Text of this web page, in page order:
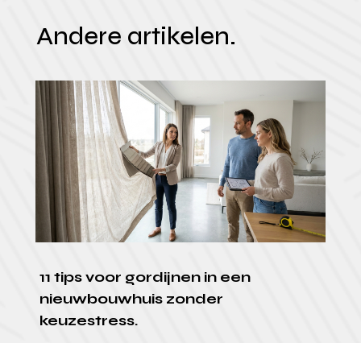
Andere artikelen.
11 tips voor gordijnen in een
nieuwbouwhuis zonder
keuzestress.